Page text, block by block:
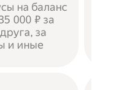
на баланс
000 ₽ за
за
и иные